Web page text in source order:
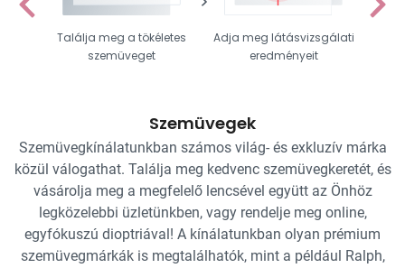
Találja meg a tökéletes
szemüveget
Adja meg látásvizsgálati
eredményeit
Szemüvegek
Szemüvegkínálatunkban számos világ- és exkluzív márka
közül válogathat. Találja meg kedvenc szemüvegkeretét, és
vásárolja meg a megfelelő lencsével együtt az Önhöz
legközelebbi üzletünkben, vagy rendelje meg online,
egyfókuszú dioptriával! A kínálatunkban olyan prémium
szemüvegmárkák is megtalálhatók, mint a például Ralph,